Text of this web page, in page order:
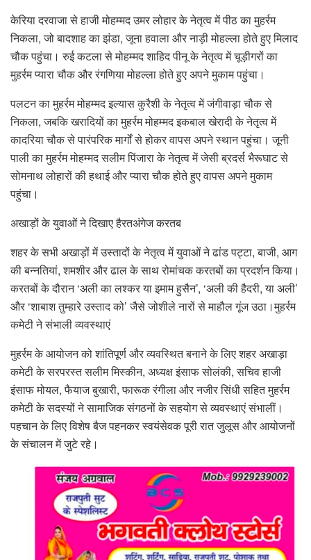
केरिया दरवाजा से हाजी मोहम्मद उमर लोहार के नेतृत्व में पीठ का मुहर्रम
निकला, जो बादशाह का झंडा, जूना हवाला और नाड़ी मोहल्ला होते हुए मिलाद
चौक पहुंचा। रुई कटला से मोहम्मद शाहिद पीनू के नेतृत्व में चूड़ीगरों का
मुहर्रम प्यारा चौक और रंगणिया मोहल्ला होते हुए अपने मुकाम पहुंचा।
पलटन का मुहर्रम मोहम्मद इल्यास कुरैशी के नेतृत्व में जंगीवाड़ा चौक से
निकला, जबकि खरादियों का मुहर्रम मोहम्मद इकबाल खेरादी के नेतृत्व में
कादरिया चौक से पारंपरिक मार्गों से होकर वापस अपने स्थान पहुंचा। जूनी
पाली का मुहर्रम मोहम्मद सलीम पिंजारा के नेतृत्व में जेसी ब्रदर्स भैरूघाट से
सोमनाथ लोहारों की हथाई और प्यारा चौक होते हुए वापस अपने मुकाम
पहुंचा।
अखाड़ों के युवाओं ने दिखाए हैरतअंगेज करतब
शहर के सभी अखाड़ों में उस्तादों के नेतृत्व में युवाओं ने ढांड पट्टा, बाजी, आग
की बन्नतियां, शमशीर और ढाल के साथ रोमांचक करतबों का प्रदर्शन किया।
करतबों के दौरान ‘अली का लश्कर या इमाम हुसैन’, ‘अली की हैदरी, या अली’
और ‘शाबाश तुम्हारे उस्ताद को’ जैसे जोशीले नारों से माहौल गूंज उठा।मुहर्रम
कमेटी ने संभाली व्यवस्थाएं
मुहर्रम के आयोजन को शांतिपूर्ण और व्यवस्थित बनाने के लिए शहर अखाड़ा
कमेटी के सरपरस्त सलीम मिस्कीन, अध्यक्ष इंसाफ सोलंकी, सचिव हाजी
इंसाफ मोयल, फैयाज बुखारी, फारूक रंगीला और नजीर सिंधी सहित मुहर्रम
कमेटी के सदस्यों ने सामाजिक संगठनों के सहयोग से व्यवस्थाएं संभालीं।
पहचान के लिए विशेष बैज पहनकर स्वयंसेवक पूरी रात जुलूस और आयोजनों
के संचालन में जुटे रहे।